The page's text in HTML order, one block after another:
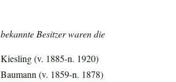
bekannte Besitzer waren die
Kiesling (v. 1885-n. 1920)
Baumann (v. 1859-n. 1878)